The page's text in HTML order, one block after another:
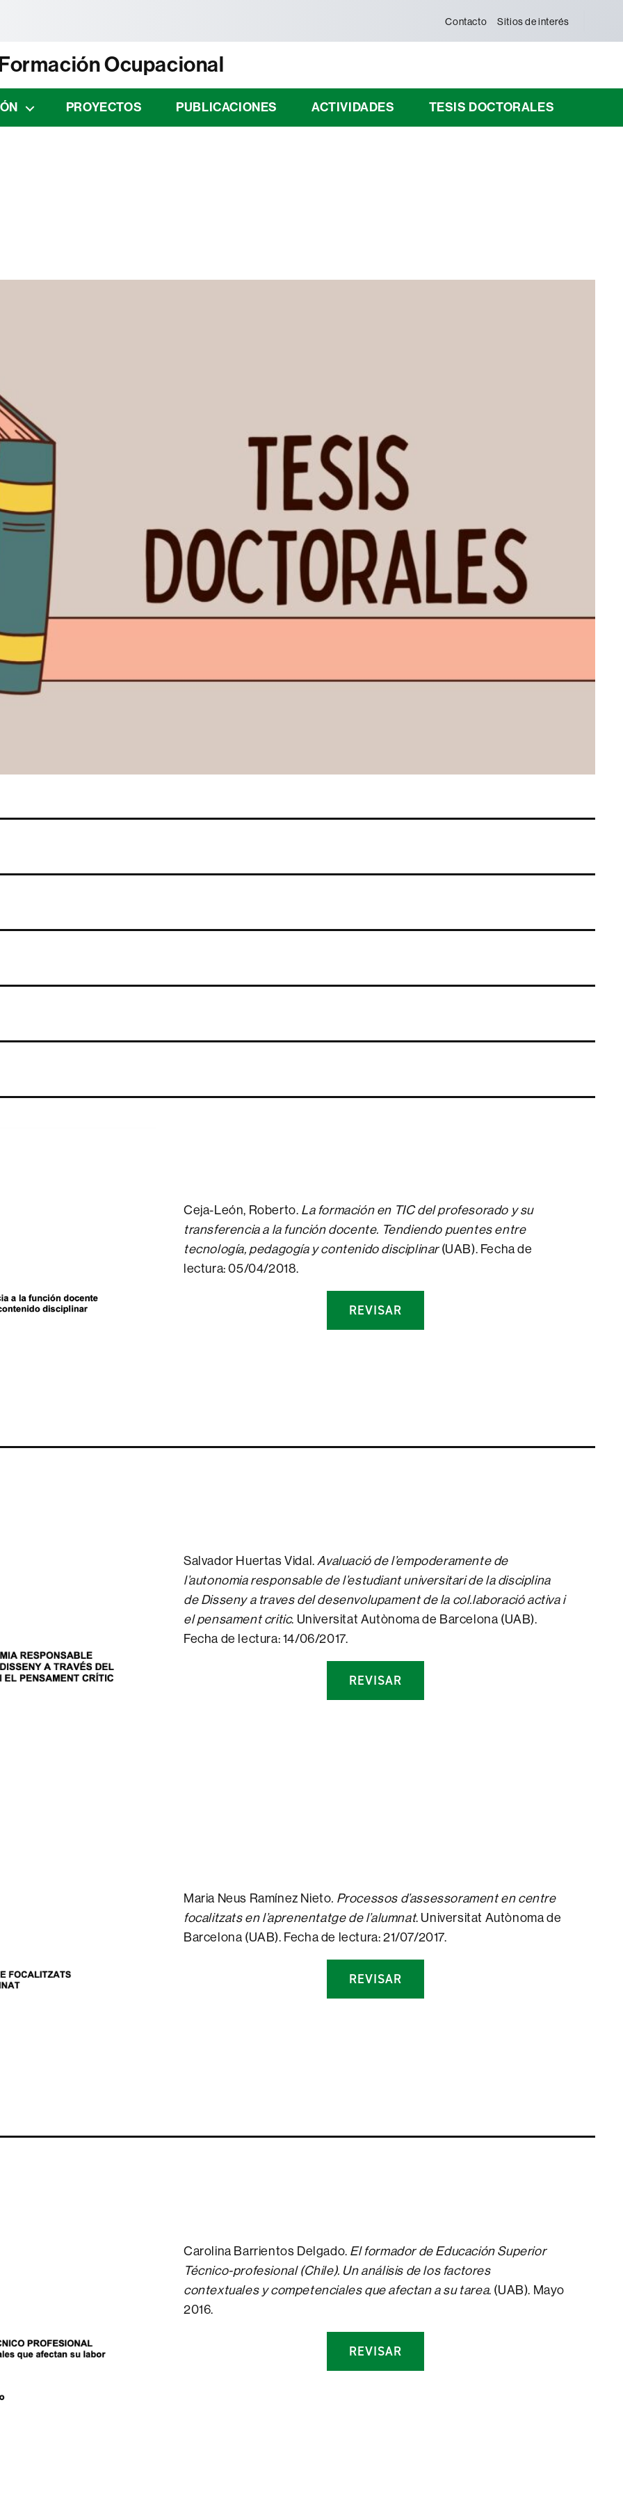
Contacto Sitios de interés
Ocupacional
PROYECTOS PUBLICACIONES ACTIVIDADES TESIS DOCTORALES
Ceja-León, Roberto. La formación en TIC del profesorado y su
transferencia a la función docente. Tendiendo puentes entre
tecnología, pedagogía y contenido disciplinar (UAB). Fecha de
lectura: 05/04/2018.
REVISAR
Salvador Huertas Vidal. Avaluació de l’empoderamente de
l’autonomia responsable de l’estudiant universitari de la disciplina
de Disseny a traves del desenvolupament de la col.laboració activa i
el pensament critic. Universitat Autònoma de Barcelona (UAB).
Fecha de lectura: 14/06/2017.
REVISAR
Maria Neus Ramínez Nieto. Processos d’assessorament en centre
focalitzats en l’aprenentatge de l’alumnat. Universitat Autònoma de
Barcelona (UAB). Fecha de lectura: 21/07/2017.
REVISAR
Carolina Barrientos Delgado. El formador de Educación Superior
Técnico-profesional (Chile). Un análisis de los factores
contextuales y competenciales que afectan a su tarea. (UAB). Mayo
2016.
REVISAR